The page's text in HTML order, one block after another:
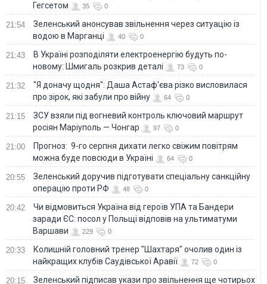
Гегсетом
35 0
21:54
Зеленський анонсував звільнення через ситуацію із
водою в Марганці
40 0
21:43
В Україні розподіляти електроенергію будуть по-
новому: Шмигаль розкрив деталі
73 0
21:32
"Я доначу щодня": Даша Астаф'єва різко висловилася
про зірок, які забули про війну
64 0
21:15
ЗСУ взяли під вогневий контроль ключовий маршрут
росіян Маріуполь — Чонгар
97 0
21:00
Прогноз: 9-го серпня дихати легко свіжим повітрям
можна буде повсюди в Україні
64 0
20:55
Зеленський доручив підготувати спеціальну санкційну
операцію проти РФ
48 0
20:42
Чи відмовиться Україна від героїв УПА та Бандери
заради ЄС: посол у Польщі відповів на ультиматуми
Варшави
229 0
20:33
Колишній головний тренер "Шахтаря" очолив один із
найкращих клубів Саудівської Аравії
72 0
20:15 Зеленський підписав укази про звільнення ще чотирьох